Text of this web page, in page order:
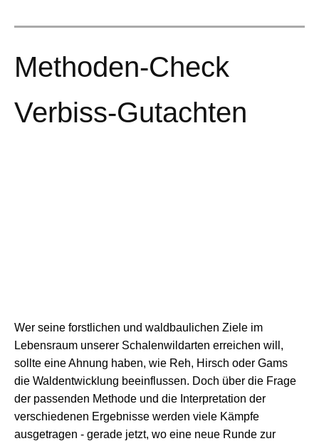
Methoden-Check
Verbiss-Gutachten
Wer seine forstlichen und waldbaulichen Ziele im
Lebensraum unserer Schalenwildarten erreichen will,
sollte eine Ahnung haben, wie Reh, Hirsch oder Gams
die Waldentwicklung beeinflussen. Doch über die Frage
der passenden Methode und die Interpretation der
verschiedenen Ergebnisse werden viele Kämpfe
ausgetragen - gerade jetzt, wo eine neue Runde zur